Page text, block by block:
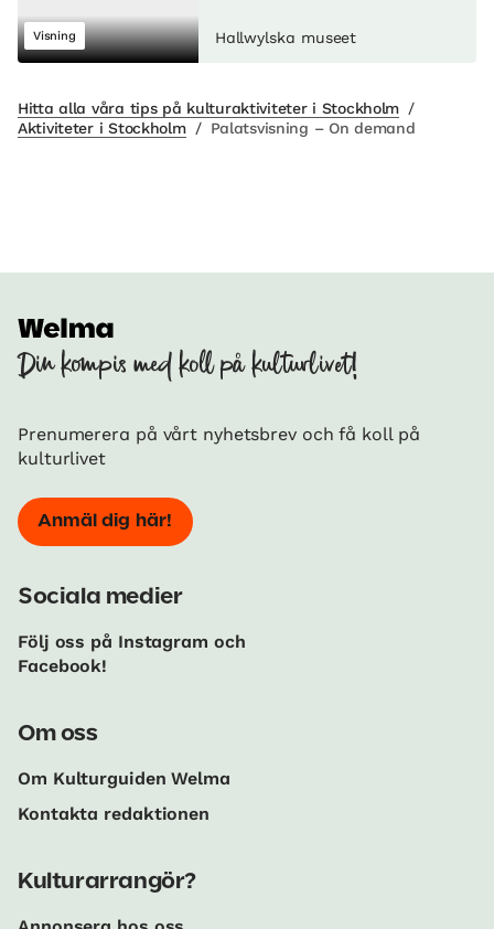
Visning Hallwylska museet
Hitta alla våra tips på kulturaktiviteter i Stockholm /
Aktiviteter i Stockholm / Palatsvisning – On demand
Din kompis med koll på kulturlivet!
Prenumerera på vårt nyhetsbrev och få koll på
kulturlivet
Anmäl dig här!
Sociala medier
Följ oss på Instagram och
Facebook!
Om oss
Om Kulturguiden Welma
Kontakta redaktionen
Kulturarrangör?